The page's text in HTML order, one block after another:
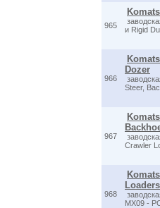
965
и Rigid
966
Dozer
Steer,
967
Crawler
968
Loaders
MX09 -